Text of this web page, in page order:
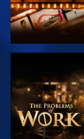
シリーズを探求